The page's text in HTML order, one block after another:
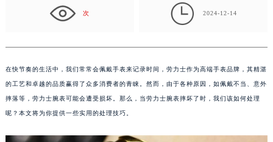
次  2024-12-14
在快节奏的生活中，我们常常会佩戴手表来记录时间，劳力士作为高端手表品牌，其精湛
的工艺和卓越的品质赢得了众多消费者的青睐。然而，由于各种原因，如佩戴不当、意外
摔落等，劳力士腕表可能会遭受损坏。那么，当劳力士腕表摔坏了时，我们该如何处理
呢？本文将为你提供一些实用的处理技巧。